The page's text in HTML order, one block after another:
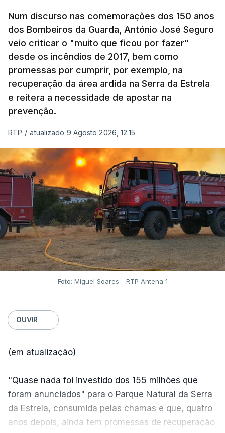
Num discurso nas comemorações dos 150 anos
dos Bombeiros da Guarda, António José Seguro
veio criticar o "muito que ficou por fazer"
desde os incêndios de 2017, bem como
promessas por cumprir, por exemplo, na
recuperação da área ardida na Serra da Estrela
e reitera a necessidade de apostar na
prevenção.
RTP / atualizado 9 Agosto 2026, 12:15
Foto: Miguel Soares - RTP Antena 1
OUVIR
(em atualização)
"Quase nada foi investido dos 155 milhões que
foram anunciados" para o Parque Natural da Serra
da Estrela, consumida pelas chamas e que, quatro
anos depois, ainda tem promessas de recuperação